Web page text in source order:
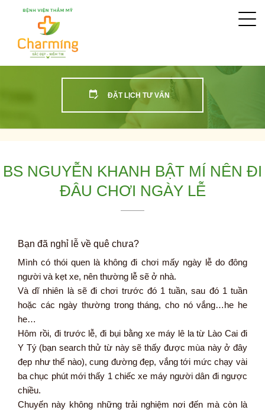
ĐẶT LỊCH TƯ VẤN
BS NGUYỄN KHANH BẬT MÍ NÊN ĐI
ĐÂU CHƠI NGÀY LỄ
Bạn đã nghỉ lễ về quê chưa?
Mình có thói quen là không đi chơi mấy ngày lễ do đông
người và kẹt xe, nên thường lễ sẽ ở nhà.
Và dĩ nhiên là sẽ đi chơi trước đó 1 tuần, sau đó 1 tuần
hoặc các ngày thường trong tháng, cho nó vắng…he he
he…
Hôm rồi, đi trước lễ, đi bụi bằng xe máy lê la từ Lào Cai đi
Y Tý (bạn search thử từ này sẽ thấy được mùa này ở đây
đẹp như thế nào), cung đường đẹp, vắng tới mức chạy vài
ba chục phút mới thấy 1 chiếc xe máy người dân đi ngược
chiều.
Chuyến này không những trải nghiệm nơi đến mà còn là